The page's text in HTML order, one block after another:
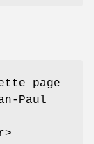
page
Paul